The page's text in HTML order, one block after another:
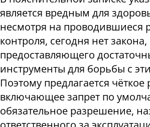
является вредным для
несмотря на проводившиеся
контроля, сегодня нет закона,
предоставляющего
инструменты для борьбы с
Поэтому предлагается чёткое
включающее запрет по
обязательное разрешение,